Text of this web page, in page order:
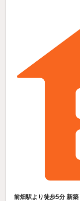
前畑駅より徒歩5分 新